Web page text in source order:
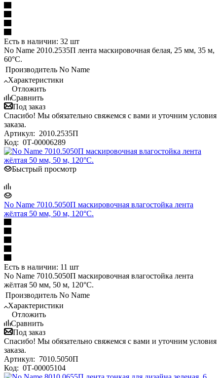
Есть в наличии: 32 шт
No Name 2010.2535П лента маскировочная белая, 25 мм, 35 м,
60°С.
Производитель No Name
Характеристики
Отложить
Сравнить
Под заказ
Спасибо! Мы обязательно свяжемся с вами и уточним условия
заказа.
Артикул: 2010.2535П
Код: 0Т-00006289
Быстрый просмотр
No Name 7010.5050П маскировочная влагостойка лента
жёлтая 50 мм, 50 м, 120°С.
Есть в наличии: 11 шт
No Name 7010.5050П маскировочная влагостойка лента
жёлтая 50 мм, 50 м, 120°С.
Производитель No Name
Характеристики
Отложить
Сравнить
Под заказ
Спасибо! Мы обязательно свяжемся с вами и уточним условия
заказа.
Артикул: 7010.5050П
Код: 0Т-00005104